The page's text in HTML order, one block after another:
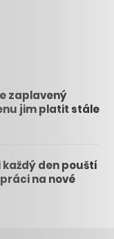
zaplavený
jim platit stále
den pouští
na nové